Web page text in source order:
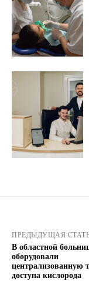
ПРЕДЫДУЩАЯ
В областной
оборудовали
централизованную
доступа кислорода